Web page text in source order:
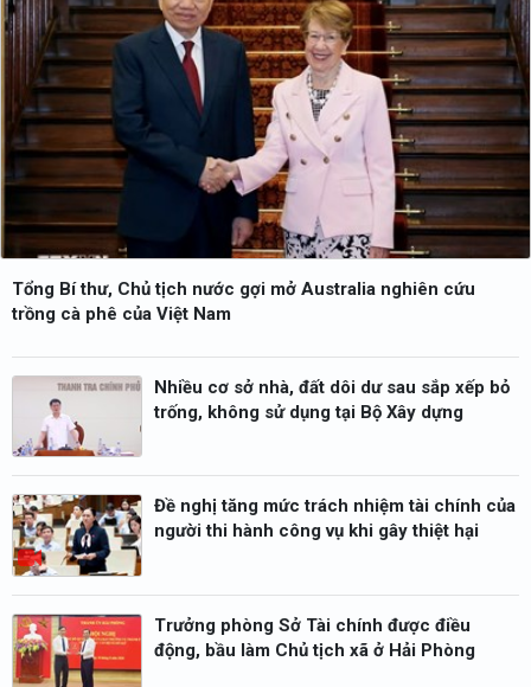
Tổng Bí thư, Chủ tịch nước gợi mở Australia nghiên cứu
trồng cà phê của Việt Nam
Nhiều cơ sở nhà, đất dôi dư sau sắp xếp bỏ
trống, không sử dụng tại Bộ Xây dựng
Đề nghị tăng mức trách nhiệm tài chính của
người thi hành công vụ khi gây thiệt hại
Trưởng phòng Sở Tài chính được điều
động, bầu làm Chủ tịch xã ở Hải Phòng